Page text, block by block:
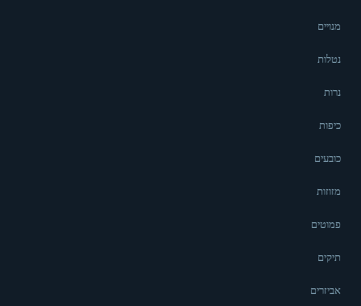
מנויים
נטלות
נרות
כיפות
כובעים
מזוזות
פמוטים
תיקים
אביזרים